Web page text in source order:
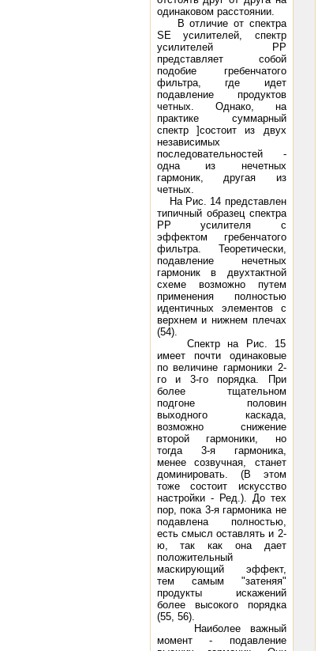
одинаковом расстоянии.
В отличие от спектра
SE усилителей, спектр
усилителей РР
представляет собой
подобие гребенчатого
фильтра, где идет
подавление продуктов
четных. Однако, на
практике суммарный
спектр ]состоит из двух
независимых
последовательностей -
одна из нечетных
гармоник, другая из
четных.
На Рис. 14 представлен
типичный образец спектра
РР усилителя с
эффектом гребенчатого
фильтра. Теоретически,
подавление нечетных
гармоник в двухтактной
схеме возможно путем
применения полностью
идентичных элементов с
верхнем и нижнем плечах
(54).
Спектр на Рис. 15
имеет почти одинаковые
по величине гармоники 2-
го и 3-го порядка. При
более тщательном
подгоне половин
выходного каскада,
возможно снижение
второй гармоники, но
тогда 3-я гармоника,
менее созвучная, станет
доминировать. (В этом
тоже состоит искусство
настройки - Ред.). До тех
пор, пока 3-я гармоника не
подавлена полностью,
есть смысл оставлять и 2-
ю, так как она дает
положительный
маскирующий эффект,
тем самым "затеняя"
продукты искажений
более высокого порядка
(55, 56).
Наиболее важный
момент - подавление